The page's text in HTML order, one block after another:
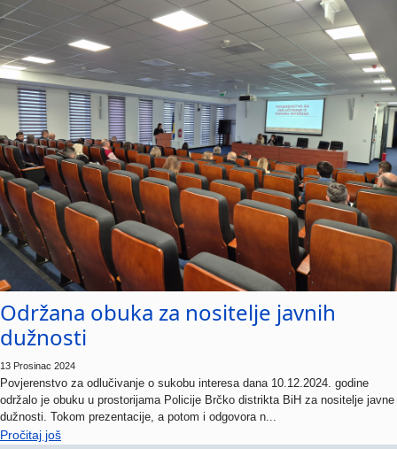
Održana obuka za nositelje javnih
dužnosti
Povjerenstvo za odlučivanje o sukobu interesa dana 10.12.2024. godine
održalo je obuku u prostorijama Policije Brčko distrikta BiH za nositelje javne
dužnosti. Tokom prezentacije, a potom i odgovora n...
Pročitaj još